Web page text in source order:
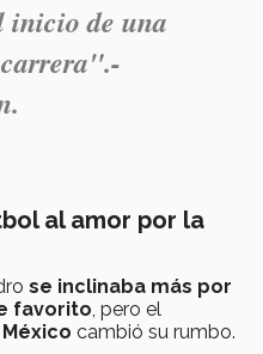
inicio de una
al amor por la
se inclinaba más por
favorito, pero el
cambió su rumbo.